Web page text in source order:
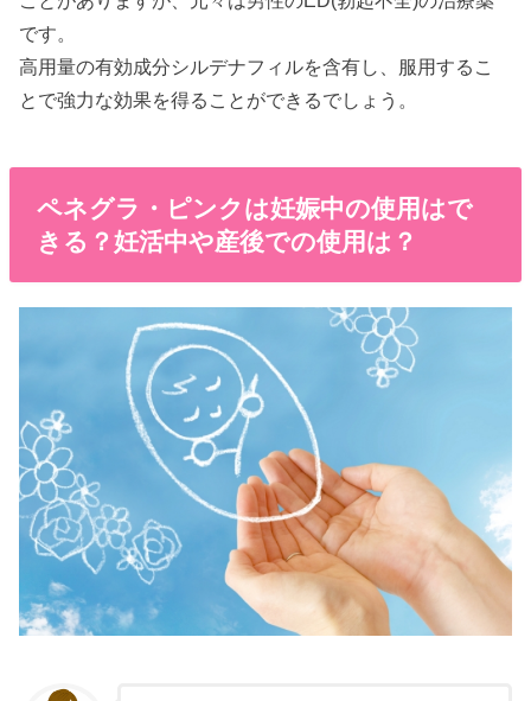
です。
高用量の有効成分シルデナフィルを含有し、服用するこ
とで強力な効果を得ることができるでしょう。
ペネグラ・ピンクは妊娠中の使用はで
きる？妊活中や産後での使用は？